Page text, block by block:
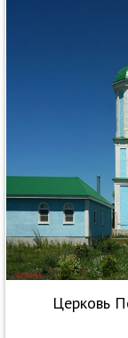
Церковь